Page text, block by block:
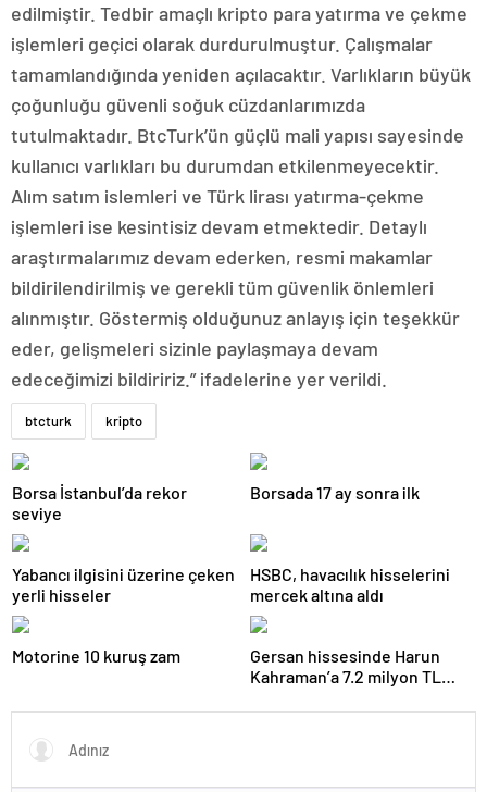
edilmiştir. Tedbir amaçlı kripto para yatırma ve çekme
işlemleri geçici olarak durdurulmuştur. Çalışmalar
tamamlandığında yeniden açılacaktır. Varlıkların büyük
çoğunluğu güvenli soğuk cüzdanlarımızda
tutulmaktadır. BtcTurk’ün güçlü mali yapısı sayesinde
kullanıcı varlıkları bu durumdan etkilenmeyecektir.
Alım satım islemleri ve Türk lirası yatırma-çekme
işlemleri ise kesintisiz devam etmektedir. Detaylı
araştırmalarımız devam ederken, resmi makamlar
bildirilendirilmiş ve gerekli tüm güvenlik önlemleri
alınmıştır. Göstermiş olduğunuz anlayış için teşekkür
eder, gelişmeleri sizinle paylaşmaya devam
edeceğimizi bildiririz.” ifadelerine yer verildi.
btcturk kripto
Borsa İstanbul’da rekor
seviye
Borsada 17 ay sonra ilk
Yabancı ilgisini üzerine çeken
yerli hisseler
HSBC, havacılık hisselerini
mercek altına aldı
Motorine 10 kuruş zam
Gersan hissesinde Harun
Kahraman’a 7.2 milyon TL